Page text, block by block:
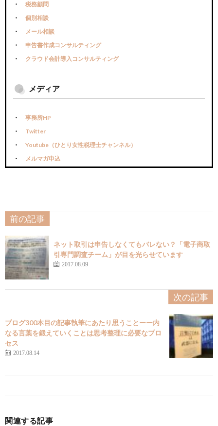
税務顧問
個別相談
メール相談
申告書作成コンサルティング
クラウド会計導入コンサルティング
メディア
事務所HP
Twitter
Youtube（ひとり女性税理士チャンネル）
メルマガ申込
前の記事
ネット取引は申告しなくてもバレない？「電子商取
引専門調査チーム」が目を光らせています
2017.08.09
次の記事
ブログ300本目の記事執筆にあたり思うことーー内
なる言葉を鍛えていくことは思考整理に必要なプロ
セス
2017.08.14
関連する記事